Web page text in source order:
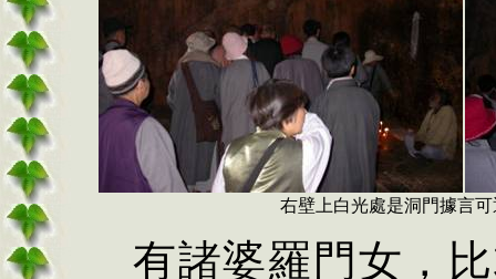
右壁上白光處是洞門據言
有諸婆羅門女，